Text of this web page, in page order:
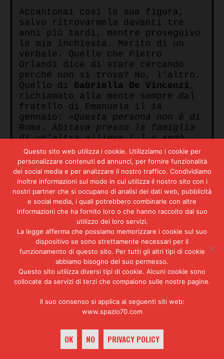
Accantonai così la sua figura,
salvo ritrovarmela davanti tre
anni più tardi, mentre proseguivo
la mia inchiesta. Merito di un
verbale. Quello che Pietro
Orlandi dice di stare cercando
perché non si trova? No, l’altro.
Quello di Gabriella De Vincenzi ,
richiamato alla mente sempre dal
fratello di Emanuela il 14
gennaio: «Questa persona non è di
Roma. Abitava presso la famiglia
di un’altra allieva […] e andò
con […] questa […] a
verbalizzare, perché qualche
giorno prima si presentarono a
casa loro due persone che
chiesero informazioni
presentandosi come persone che
indagavano […] Loro andarono a
verbalizzare alla Digos il giorno
dopo, raccontando questo fatto e
poi pure raccontando le cose che
sapeva di questa storia. Io ho
trovato il verbale di una delle
due persone, quella che ospitava
questo ragazzo a casa, e che
a…” dicendo nome e cognome di
questa persona “per verbalizzare
determinate cose. ‘Ieri è
successo questo, questo e
questo…’”. […] Lui aveva
Questo sito web utilizza i cookie. Utilizziamo i cookie per
personalizzare contenuti ed annunci, per fornire funzionalità
dei social media e per analizzare il nostro traffico. Condividiamo
inoltre informazioni sul modo in cui utilizza il nostro sito con i
nostri partner che si occupano di analisi dei dati web, pubblicità
e social media, i quali potrebbero combinarle con altre
informazioni che ha fornito loro o che hanno raccolto dal suo
utilizzo dei loro servizi.
La legge afferma che possiamo memorizzare i cookie sul suo
dispositivo se sono strettamente necessari per il
funzionamento di questo sito. Per tutti gli altri tipi di cookie
abbiamo bisogno del suo permesso.
Questo sito utilizza diversi tipi di cookie. Alcuni cookie sono
collocate da servizi di terzi che compaiono sulle nostre pagine.
Il suo consenso si applica ai seguenti siti web:
www.spazio70.com
OK NO PRIVACY POLICY